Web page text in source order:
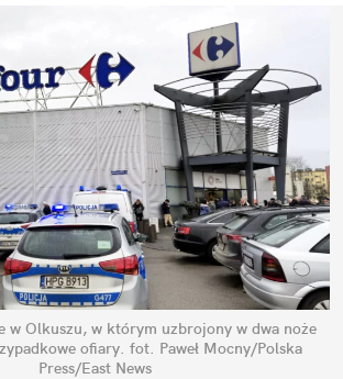
w Olkuszu, w którym uzbrojony w dwa noże
ofiary. fot. Paweł Mocny/Polska
Press/East News